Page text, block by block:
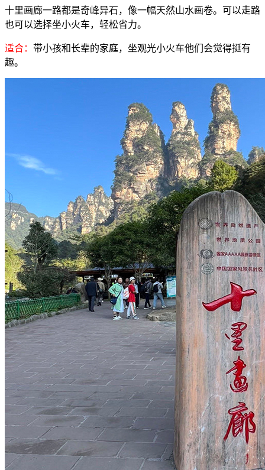
十里画廊一路都是奇峰异石，像一幅天然山水画卷。可以走路
也可以选择坐小火车，轻松省力。
适合： 带小孩和长辈的家庭，坐观光小火车他们会觉得挺有
趣。